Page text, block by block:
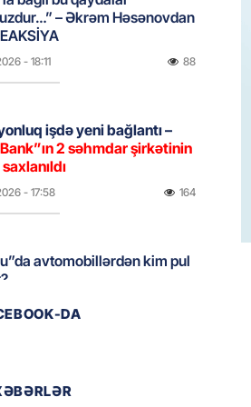
– Əkrəm Həsənovdan
- 18:11 88
işdə yeni bağlantı –
2 səhmdar şirkətinin
- 17:58 164
avtomobillərdən kim pul
REPORTAJ
DA